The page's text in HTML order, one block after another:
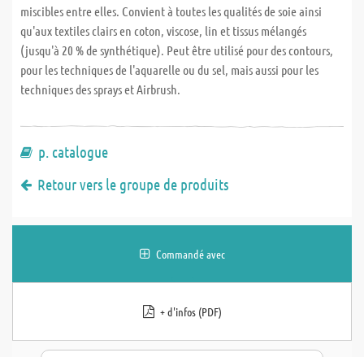
miscibles entre elles. Convient à toutes les qualités de soie ainsi
qu'aux textiles clairs en coton, viscose, lin et tissus mélangés
(jusqu'à 20 % de synthétique). Peut être utilisé pour des contours,
pour les techniques de l'aquarelle ou du sel, mais aussi pour les
techniques des sprays et Airbrush.
p. catalogue
Retour vers le groupe de produits
Commandé avec
+ d'infos (PDF)